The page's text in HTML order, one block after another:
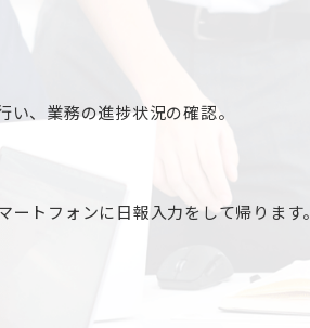
、業務の進捗状況の確認。
トフォンに日報入力をして帰ります。